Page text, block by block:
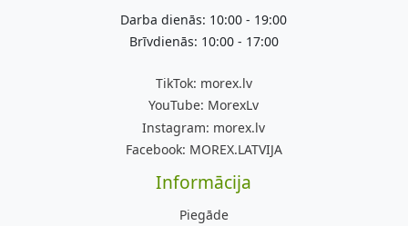
Darba dienās: 10:00 - 19:00
Brīvdienās: 10:00 - 17:00
TikTok: morex.lv
YouTube: MorexLv
Instagram: morex.lv
Facebook: MOREX.LATVIJA
Informācija
Piegāde